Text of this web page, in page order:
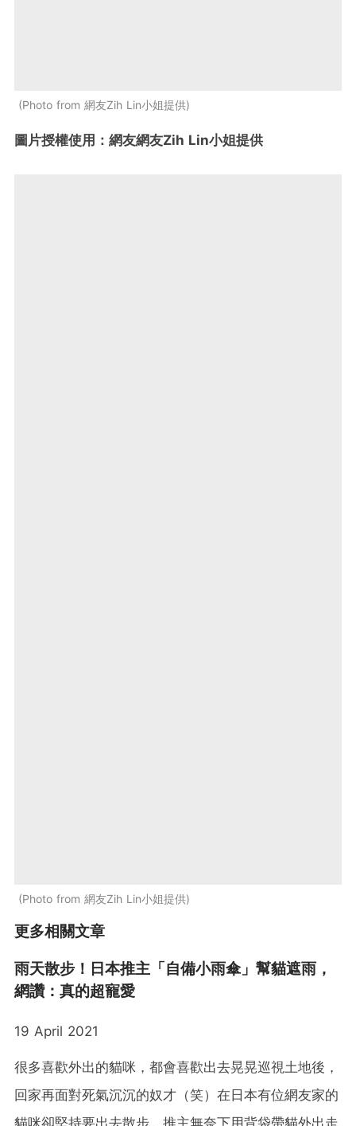
Photo from 網友Zih Lin小姐提供
圖片授權使用：網友網友Zih Lin小姐提供
Photo from 網友Zih Lin小姐提供
更多相關文章
雨天散步！日本推主「自備小雨傘」幫貓遮雨，
網讚：真的超寵愛
19 April 2021
很多喜歡外出的貓咪，都會喜歡出去晃晃巡視土地後，
回家再面對死氣沉沉的奴才（笑）在日本有位網友家的
貓咪卻堅持要出去散步，推主無奈下用背袋帶貓外出走